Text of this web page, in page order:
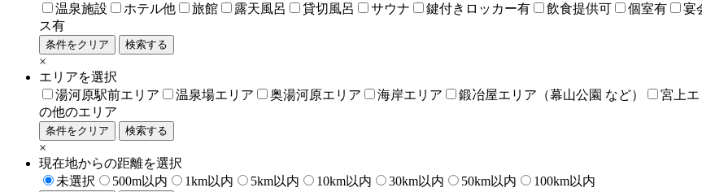
温泉施設
ホテル他 旅館 露天風呂 貸切風呂 サウナ 鍵付きロッカー有 飲食提供可 個室有 宴
ス有
条件をクリア 検索する
×
エリアを選択
湯河原駅前エリア
温泉場エリア 奥湯河原エリア 海岸エリア 鍛冶屋エリア（幕山公園 など） 宮上
の他のエリア
条件をクリア 検索する
×
現在地からの距離を選択
未選択
500m以内 1km以内 5km以内 10km以内 30km以内 50km以内 100km以内